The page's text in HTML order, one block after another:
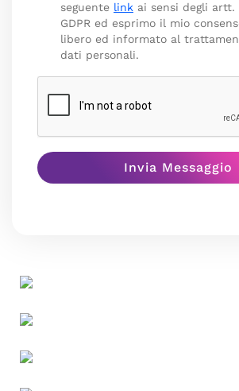
seguente link ai sensi degli artt.
GDPR ed esprimo il mio
libero ed informato al
dati personali.